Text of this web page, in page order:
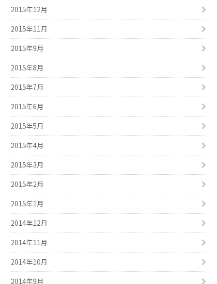
2015年12月
2015年11月
2015年9月
2015年8月
2015年7月
2015年6月
2015年5月
2015年4月
2015年3月
2015年2月
2015年1月
2014年12月
2014年11月
2014年10月
2014年9月